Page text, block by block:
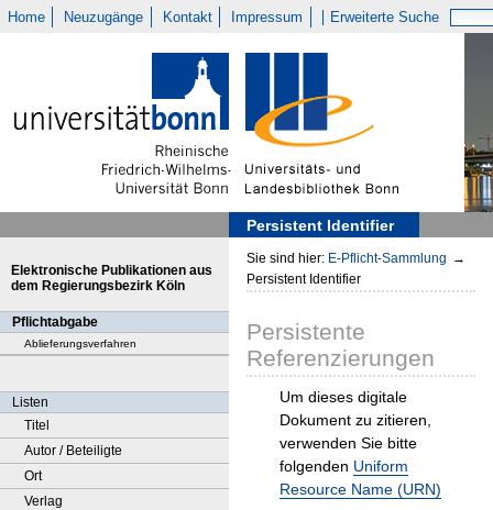
Home Neuzugänge Kontakt Impressum Erweiterte Suche
Persistent Identifier
Elektronische Publikationen aus
dem Regierungsbezirk Köln
Pflichtabgabe
Ablieferungsverfahren
Listen
Titel
Autor / Beteiligte
Ort
Verlag
Sie sind hier: E-Pflicht-Sammlung →
Persistent Identifier
Persistente
Referenzierungen
Um dieses digitale
Dokument zu zitieren,
verwenden Sie bitte
folgenden Uniform
Resource Name (URN)